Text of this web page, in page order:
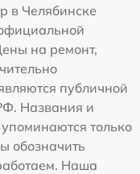
в Челябинске
на ремонт,
публичной
Названия и
только
обозначить
Наша